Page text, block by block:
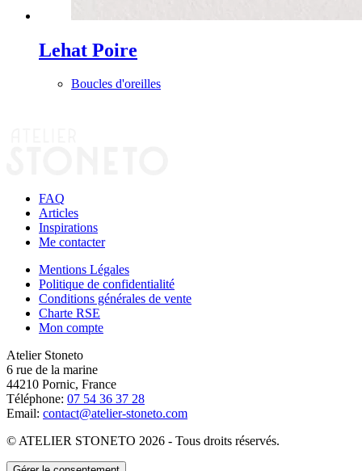
Lehat Poire
Boucles d'oreilles
FAQ
Articles
Inspirations
Me contacter
Mentions Légales
Politique de confidentialité
Conditions générales de vente
Charte RSE
Mon compte
Atelier Stoneto
6 rue de la marine
44210 Pornic, France
Téléphone: 07 54 36 37 28
Email: contact@atelier-stoneto.com
© ATELIER STONETO 2026 - Tous droits réservés.